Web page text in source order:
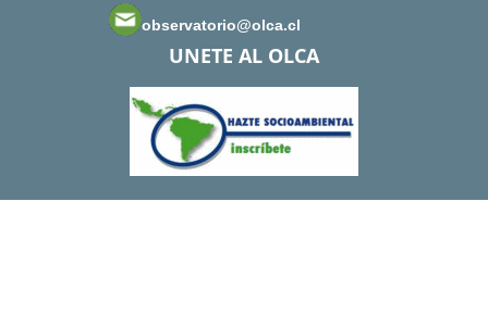
observatorio@olca.cl
UNETE AL OLCA